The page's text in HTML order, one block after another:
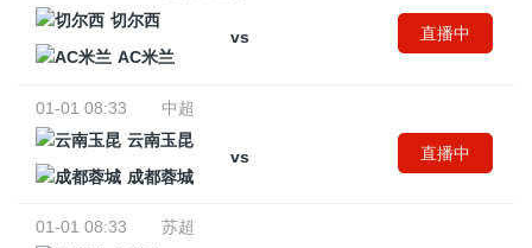
切尔西
vs
AC米兰
直播中
01-01 08:33
中超
云南玉昆
vs
成都蓉城
直播中
01-01 08:33
苏超